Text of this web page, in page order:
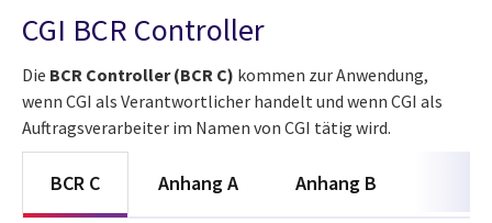
CGI BCR Controller
Die BCR Controller (BCR C) kommen zur Anwendung,
wenn CGI als Verantwortlicher handelt und wenn CGI als
Auftragsverarbeiter im Namen von CGI tätig wird.
BCR C Anhang A Anhang B